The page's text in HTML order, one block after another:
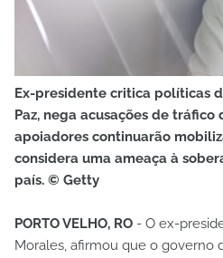
Ex-presidente critica políticas
Paz, nega acusações de
apoiadores continuarão
considera uma ameaça à
país. © Getty
PORTO VELHO, RO - O ex-
Morales, afirmou que o governo